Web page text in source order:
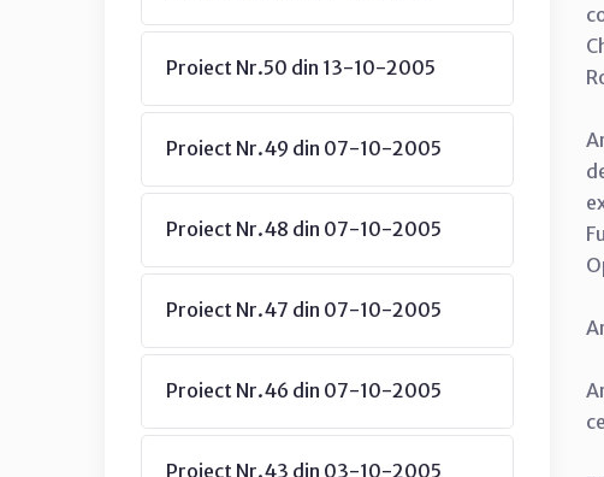
Proiect Nr.50 din 13-10-2005
Proiect Nr.49 din 07-10-2005
Proiect Nr.48 din 07-10-2005
Proiect Nr.47 din 07-10-2005
Proiect Nr.46 din 07-10-2005
Proiect Nr.43 din 03-10-2005